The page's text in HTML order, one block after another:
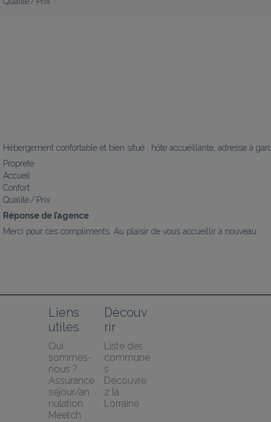
Hébergement confortable et bien situé , hôte accueillante, adresse à
Propreté
Accueil
Confort
Qualité / Prix
Réponse de l’agence
Merci pour ces compliments. Au plaisir de vous accueillir à nouveau.
Liens
utiles
Qui
sommes-
nous ?
Assurance
séjour/an
nulation
Meetch
Découv
rir
Liste des
commune
s
Découvre
z la
Lorraine